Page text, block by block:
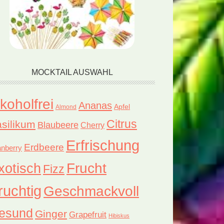
MOCKTAIL AUSWAHL
Almond Ananas Apfel
Blaubeere Cherry Citrus
Erdbeere Erfrischung
Fizz Frucht
Geschmackvoll
Ginger Grapefruit Hibiskus